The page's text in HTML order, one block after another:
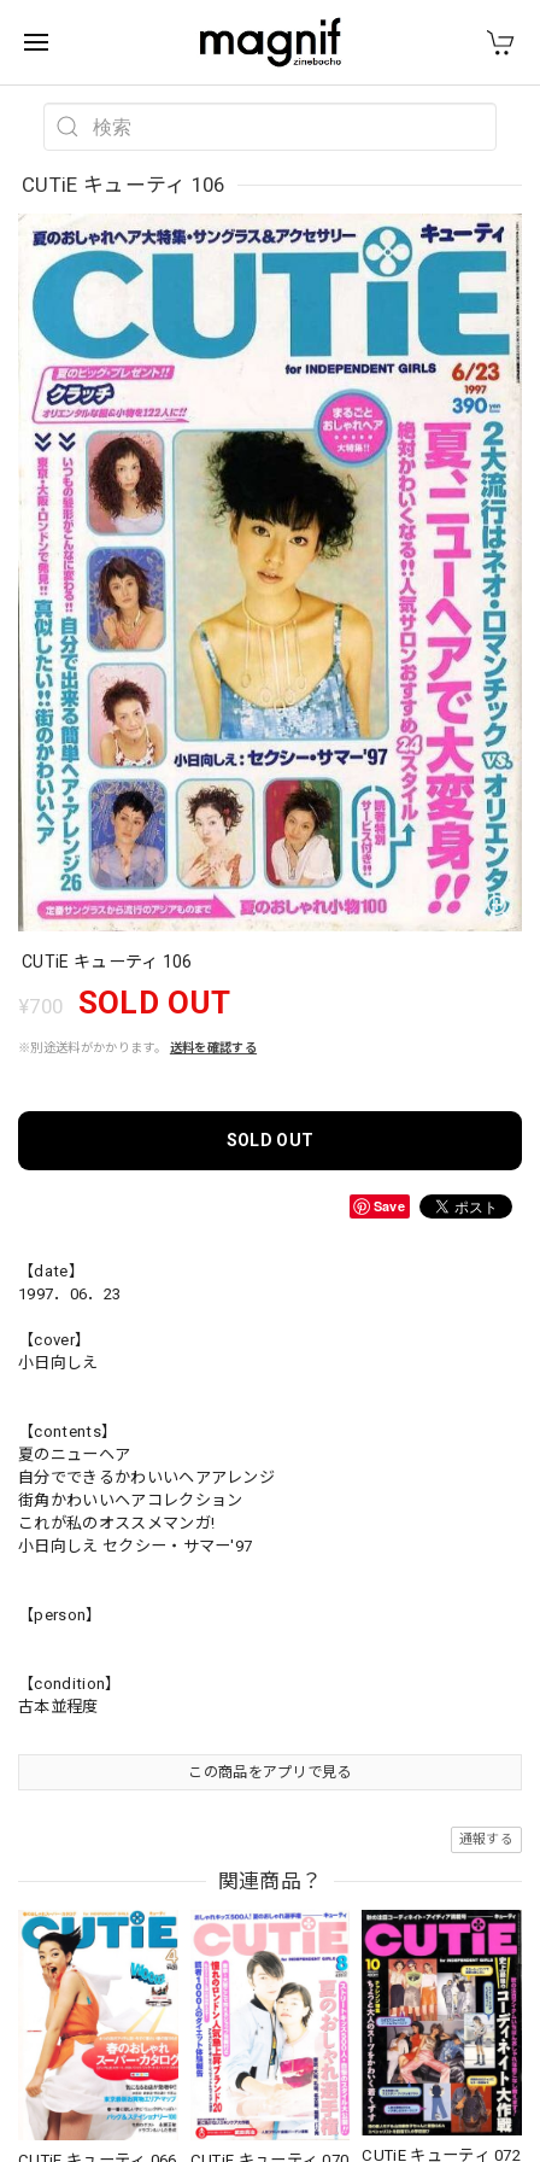
CUTiE キューティ 106
CUTiE キューティ 106
¥700 SOLD OUT
※別途送料がかかります。 送料を確認する
SOLD OUT
Save
【date】
1997．06．23
【cover】
小日向しえ
【contents】
夏のニューヘア
自分でできるかわいいヘアアレンジ
街角かわいいヘアコレクション
これが私のオススメマンガ!
小日向しえ セクシー・サマー'97
【person】
【condition】
古本並程度
この商品をアプリで見る
通報する
関連商品？
CUTiE キューティ 072